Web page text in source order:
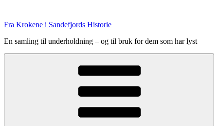
content
Fra Krokene i Sandefjords Historie
En samling til underholdning – og til bruk for dem som har lyst